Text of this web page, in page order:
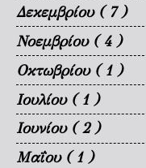
Δεκεμβρίου ( 7 )
Νοεμβρίου ( 4 )
Οκτωβρίου ( 1 )
Ιουλίου ( 1 )
Ιουνίου ( 2 )
Μαΐου ( 1 )